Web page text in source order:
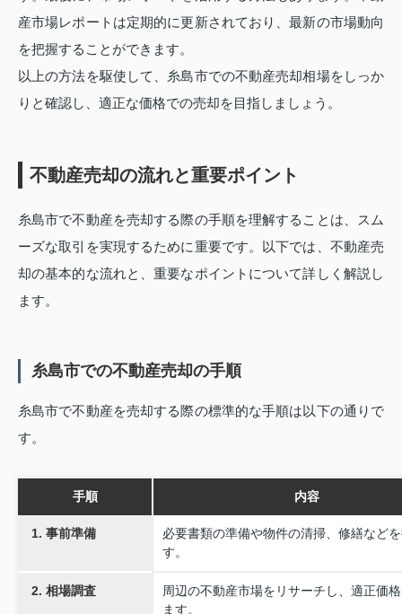
産市場レポートは定期的に更新されており、最新の市場動向
を把握することができます。
以上の方法を駆使して、糸島市での不動産売却相場をしっか
りと確認し、適正な価格での売却を目指しましょう。
不動産売却の流れと重要ポイント
糸島市で不動産を売却する際の手順を理解することは、スム
ーズな取引を実現するために重要です。以下では、不動産売
却の基本的な流れと、重要なポイントについて詳しく解説し
ます。
糸島市での不動産売却の手順
糸島市で不動産を売却する際の標準的な手順は以下の通りで
す。
手順 内容
1. 事前準備
必要書類の準備や物件の清掃、修繕など
す。
2. 相場調査
周辺の不動産市場をリサーチし、適正価
ます。